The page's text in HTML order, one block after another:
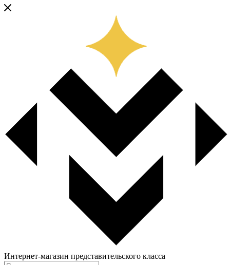
Интернет-магазин представительского класса